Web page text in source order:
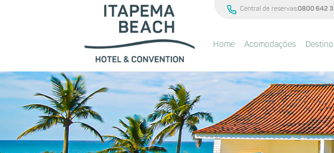
Central de reservas:0800 642
Home Acomodações Destino